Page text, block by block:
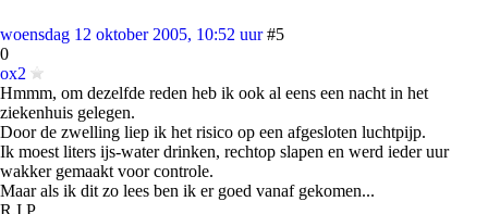
woensdag 12 oktober 2005, 10:52 uur #5
0
ox2
Hmmm, om dezelfde reden heb ik ook al eens een nacht in het
ziekenhuis gelegen.
Door de zwelling liep ik het risico op een afgesloten luchtpijp.
Ik moest liters ijs-water drinken, rechtop slapen en werd ieder uur
wakker gemaakt voor controle.
Maar als ik dit zo lees ben ik er goed vanaf gekomen...
R.I.P